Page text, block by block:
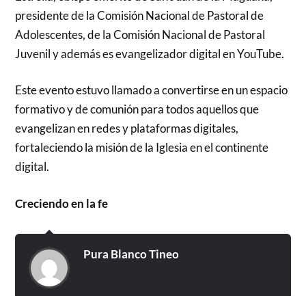
presidente de la Comisión Nacional de Pastoral de
Adolescentes, de la Comisión Nacional de Pastoral
Juvenil y además es evangelizador digital en YouTube.
Este evento estuvo llamado a convertirse en un espacio
formativo y de comunión para todos aquellos que
evangelizan en redes y plataformas digitales,
fortaleciendo la misión de la Iglesia en el continente
digital.
Creciendo en la fe
Pura Blanco Tineo